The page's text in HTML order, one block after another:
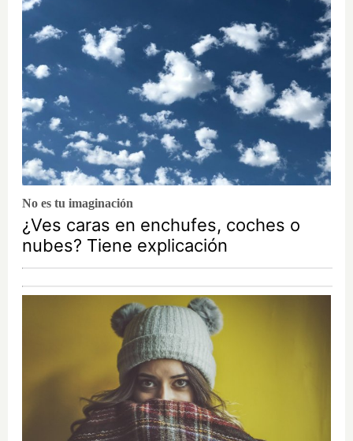
No es tu imaginación
¿Ves caras en enchufes, coches o
nubes? Tiene explicación